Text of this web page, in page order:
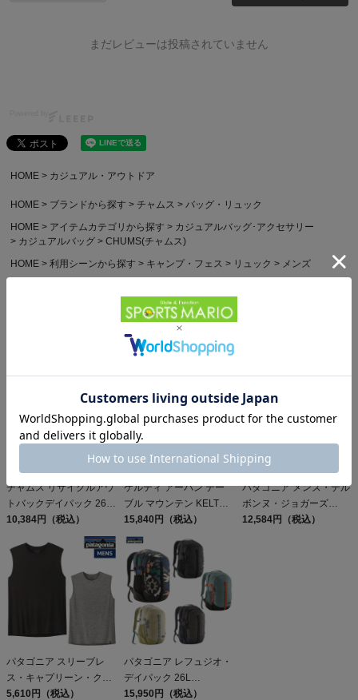
まだレビューは投稿されていません
HOME カジュアル・アウトドア
HOME ブランドから探す チャムス
バッグ・リュック
HOME
アイテムカテゴリから探す
カジュアルバッグ･アクセサリー
カジュアルバッグ
CHUMS(チャムス)
HOME
利用シーンから探す キャンプ・フェス リュック
メンズ
利用シーンから探す 通学 バッグ
他のお客様はこちらの商品も見ています
チャムス リサイクルアウ
トバックデイパック 26L
CHUMS Recycle
Outback Day Pack
10,384円（税込）
ケルティ アーバン テー
ブル マウンテン KELTY
URBAN TABLE
MOUNTAIN
15,840円（税込）
パタゴニア メンズ・テル
ボンヌ・ジョガーズ
PATAGONIA MS
12,584円（税込）
パタゴニア スリーブレ
ス・キャプリーン・クー
ル・デイリー・シャツ
5,610円（税込）
パタゴニア レフュジオ・
デイパック 26L
PATAGONIA REFUGIO
15,950円（税込）